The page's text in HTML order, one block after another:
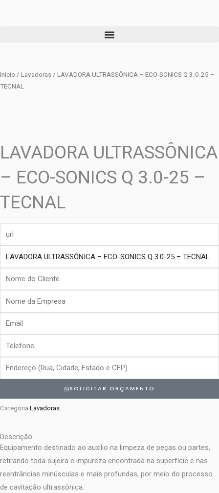
Início / Lavadoras / LAVADORA ULTRASSÔNICA – ECO-SONICS Q 3.0-25 –
TECNAL
LAVADORA ULTRASSÔNICA
– ECO-SONICS Q 3.0-25 –
TECNAL
Nome
Cliente
Empresa
Email
Endereço
SOLICITAR ORÇAMENTO
Categoria Lavadoras
Descrição
Equipamento destinado ao auxílio na limpeza de peças ou partes,
retirando toda sujeira e impureza encontrada na superfície e nas
reentrâncias minúsculas e mais profundas, por meio do processo
de cavitação ultrassônica.